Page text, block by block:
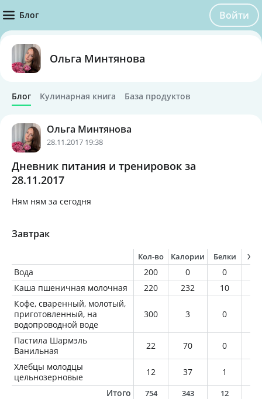
Блог Войти
Ольга Минтянова
Блог Кулинарная книга База продуктов
Ольга Минтянова
28.11.2017 19:38
Дневник питания и тренировок за
28.11.2017
Ням ням за сегодня
Завтрак
Кол-во Калории Белки
Вода 200 0 0
Каша пшеничная молочная
220 232 10
Кофе, сваренный, молотый,
приготовленный, на
водопроводной воде
300 3 0
Пастила Шармэль
Ванильная
22 70 0
Хлебцы молодцы
цельнозерновые
12 37 1
Итого
754 343 12